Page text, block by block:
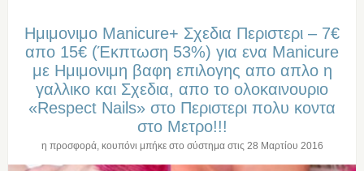
Ημιμονιμο Manicure+ Σχεδια Περιστερι – 7€
απο 15€ (Έκπτωση 53%) για ενα Manicure
με Ημιμονιμη βαφη επιλογης απο απλο η
γαλλικο και Σχεδια, απο το ολοκαινουριο
«Respect Nails» στο Περιστερι πολυ κοντα
στο Μετρο!!!
η προσφορά, κουπόνι μπήκε στο σύστημα στις 28 Μαρτίου 2016